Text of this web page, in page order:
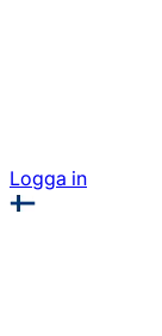
Logga in